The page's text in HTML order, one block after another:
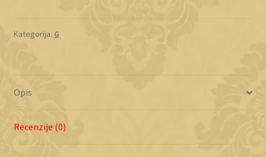
Kategorija: G
Opis
Recenzije (0)